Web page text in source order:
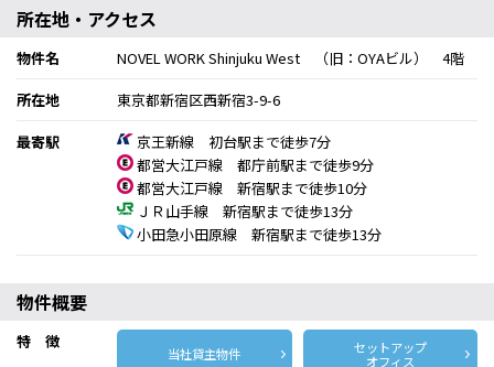
所在地・アクセス
物件名
NOVEL WORK Shinjuku West （旧：OYAビル） 4階
所在地
東京都新宿区西新宿3-9-6
最寄駅
京王新線 初台駅まで徒歩7分
都営大江戸線 都庁前駅まで徒歩9分
都営大江戸線 新宿駅まで徒歩10分
ＪＲ山手線 新宿駅まで徒歩13分
小田急小田原線 新宿駅まで徒歩13分
物件概要
特 徴
当社貸主物件
セットアップ
オフィス